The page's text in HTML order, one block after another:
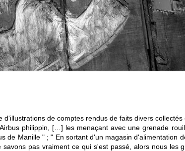
de comptes rendus de faits divers
philippin, […] les menaçant avec une grenade
Manille " ; " En sortant d'un magasin d'alimentation
pas vraiment ce qui s'est passé, alors nous les